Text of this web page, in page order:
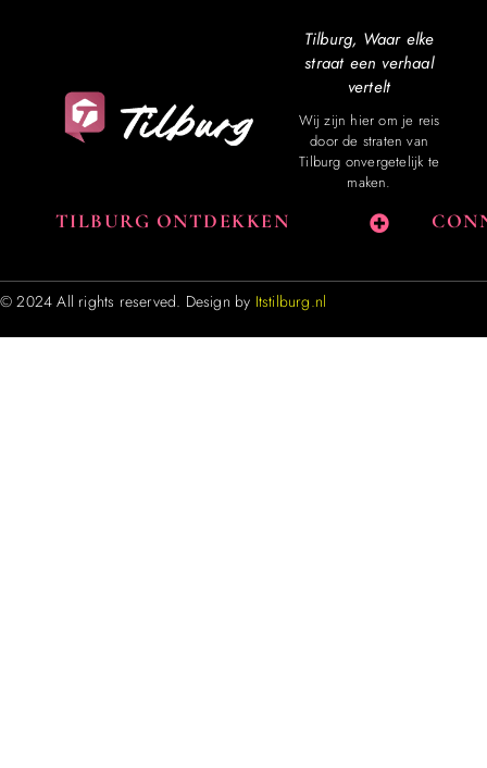
TILBURG ONTDEKKEN
Tilburg, Waar elke
straat een verhaal
vertelt
Wij zijn hier om je reis
door de straten van
Tilburg onvergetelijk te
maken.
© 2024 All rights reserved. Design by Itstilburg.nl